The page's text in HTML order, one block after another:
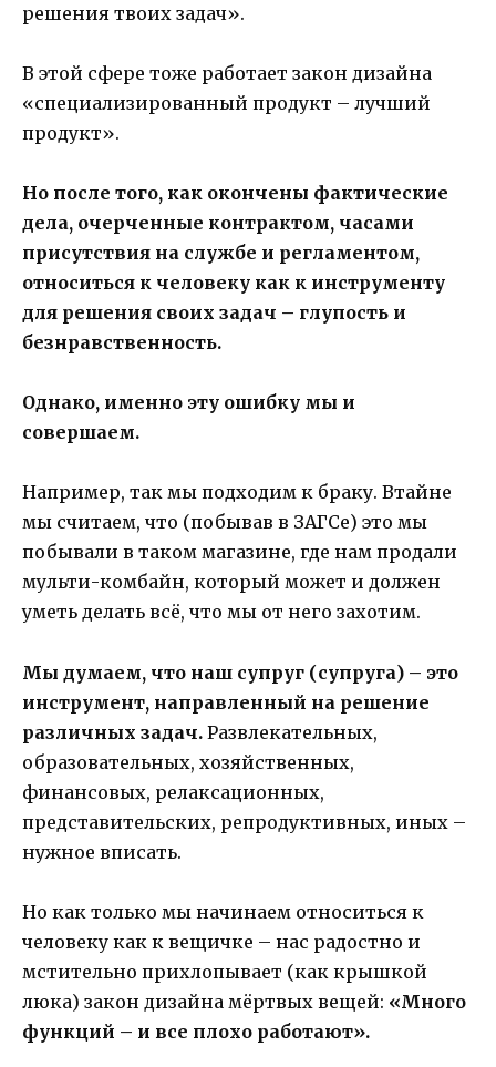
решения твоих задач».
В этой сфере тоже работает закон дизайна
«специализированный продукт – лучший
продукт».
Но после того, как окончены фактические
дела, очерченные контрактом, часами
присутствия на службе и регламентом,
относиться к человеку как к инструменту
для решения своих задач – глупость и
безнравственность.
Однако, именно эту ошибку мы и
совершаем.
Например, так мы подходим к браку. Втайне
мы считаем, что (побывав в ЗАГСе) это мы
побывали в таком магазине, где нам продали
мульти-комбайн, который может и должен
уметь делать всё, что мы от него захотим.
Мы думаем, что наш супруг (супруга) – это
инструмент, направленный на решение
различных задач. Развлекательных,
образовательных, хозяйственных,
финансовых, релаксационных,
представительских, репродуктивных, иных –
нужное вписать.
Но как только мы начинаем относиться к
человеку как к вещичке – нас радостно и
мстительно прихлопывает (как крышкой
люка) закон дизайна мёртвых вещей: «Много
функций – и все плохо работают».